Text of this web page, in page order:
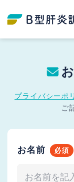
プライバシーポ
ご
お名前